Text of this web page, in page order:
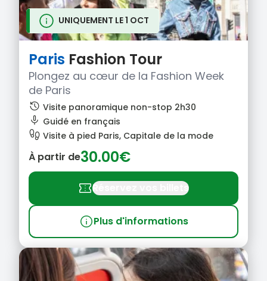
UNIQUEMENT LE 1 OCT
Paris Fashion Tour
Plongez au cœur de la Fashion Week
de Paris
history Visite panoramique non-stop 2h30
mic Guidé en français
footprint Visite à pied Paris, Capitale de la mode
À partir de30.00€
confirmation_numberRéservez vos billets
infoPlus d'informations